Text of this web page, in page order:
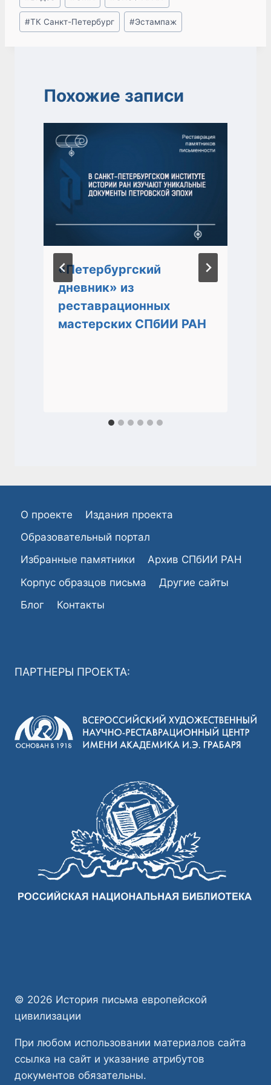
записи:
#ТК Санкт-Петербург #Эстампаж
Похожие записи
«Петербургский
дневник» из
реставрационных
мастерских СПбИИ РАН
О проекте
Издания проекта
Образовательный портал
Избранные памятники
Архив СПбИИ РАН
Корпус образцов письма
Другие сайты
Блог
Контакты
ПАРТНЕРЫ ПРОЕКТА:
© 2026 История письма европейской
цивилизации
При любом использовании материалов сайта
ссылка на сайт и указание атрибутов
документов обязательны.